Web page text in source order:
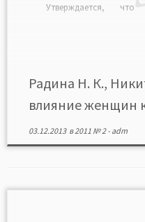
Утверждается,
политической
позиции.
Радина Н. К.,
влияние женщин
03.12.2013в2011 № 2- adm